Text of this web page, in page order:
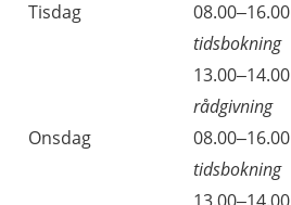
Tisdag
08.00–16.00
tidsbokning
13.00–14.00
rådgivning
Onsdag
08.00–16.00
tidsbokning